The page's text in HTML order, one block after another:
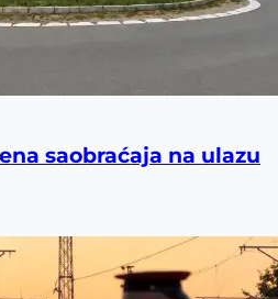
saobraćaja na ulazu